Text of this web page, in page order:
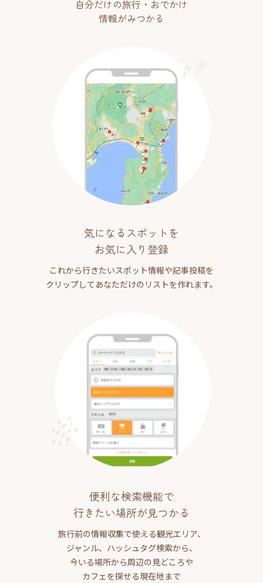
自分だけの旅行・おでかけ
情報がみつかる
気になるスポットを
お気に入り登録
これから行きたいスポット情報や記事投稿を
クリップしてあなただけのリストを作れます。
便利な検索機能で
行きたい場所が見つかる
旅行前の情報収集で使える観光エリア、
ジャンル、ハッシュタグ検索から、
今いる場所から周辺の見どころや
カフェを探せる現在地まで